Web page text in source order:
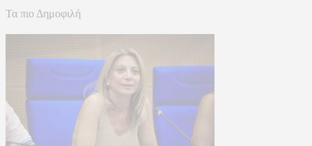
Τα πιο Δημοφιλή